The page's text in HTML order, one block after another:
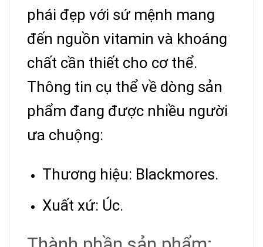
phái đẹp với sứ mệnh mang
đến nguồn vitamin và khoáng
chất cần thiết cho cơ thể.
Thông tin cụ thể về dòng sản
phẩm đang được nhiều người
ưa chuộng:
Thương hiệu: Blackmores.
Xuất xứ: Úc.